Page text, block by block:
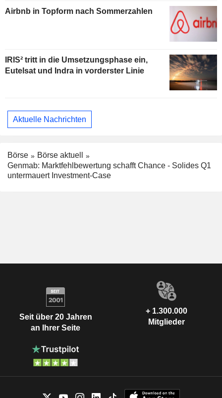
Airbnb in Topform nach Sommerzahlen
IRIS² tritt in die Umsetzungsphase ein,
Eutelsat und Indra in vorderster Linie
Aktuelle Nachrichten
Börse
Börse aktuell
Genmab: Marktfehlbewertung schafft Chance - Solides Q1
untermauert Investment-Case
Seit über 20 Jahren
an Ihrer Seite
+ 1.300.000
Mitglieder